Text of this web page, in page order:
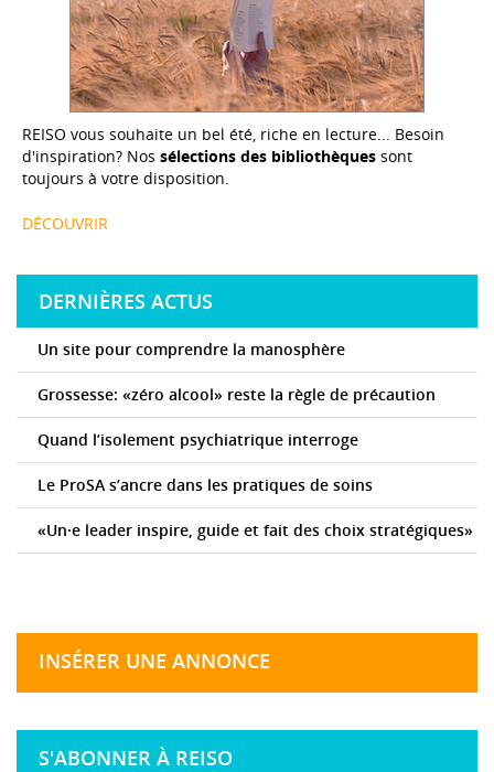
REISO vous souhaite un bel été, riche en lecture... Besoin
d'inspiration? Nos sélections des bibliothèques sont
toujours à votre disposition.
DÉCOUVRIR
DERNIÈRES ACTUS
Un site pour comprendre la manosphère
Grossesse: «zéro alcool» reste la règle de précaution
Quand l’isolement psychiatrique interroge
Le ProSA s’ancre dans les pratiques de soins
«Un·e leader inspire, guide et fait des choix stratégiques»
INSÉRER UNE ANNONCE
S'ABONNER À REISO